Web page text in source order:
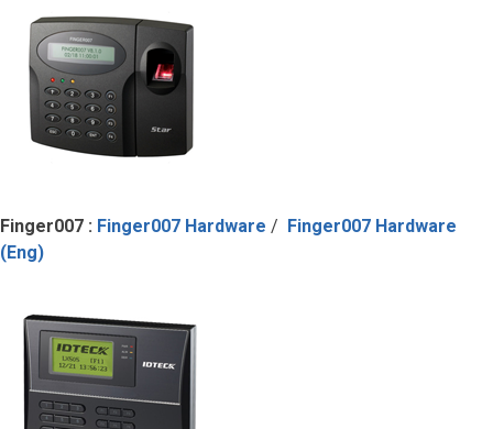
Finger007 : Finger007 Hardware / Finger007 Hardware
(Eng)